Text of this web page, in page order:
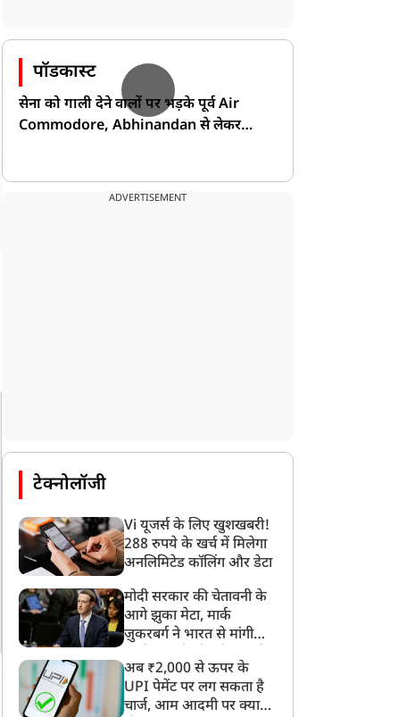
रवि शास्त्री ने चुनी भारत-इंग्लैंड
की ऑलटाइम ODI XI, धोनी
को बनाया कप्तान, गांगुली को
नहीं मिली जगह
कारगिल विजय दिवस का था
मौका, सेना के जादुमणि सिंह
ने पाकिस्तानी बॉक्सर को मारा
ऐसा मुक्का, रावलपिंडी तक
पहुंची गूंज
पॉडकास्ट
सेना को गाली देने वालों पर भड़के पूर्व Air
Commodore, Abhinandan से लेकर
ADVERTISEMENT
टेक्नोलॉजी
Vi यूजर्स के लिए खुशखबरी!
288 रुपये के खर्च में मिलेगा
अनलिमिटेड कॉलिंग और डेटा
मोदी सरकार की चेतावनी के
आगे झुका मेटा, मार्क
ज़ुकरबर्ग ने भारत से मांगी
अब ₹2,000 से ऊपर के
UPI पेमेंट पर लग सकता है
चार्ज, आम आदमी पर क्या